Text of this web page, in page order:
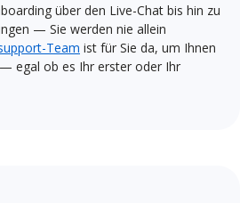
über den Live-Chat bis hin zu
— Sie werden nie allein
Team ist für Sie da, um Ihnen
egal ob es Ihr erster oder Ihr